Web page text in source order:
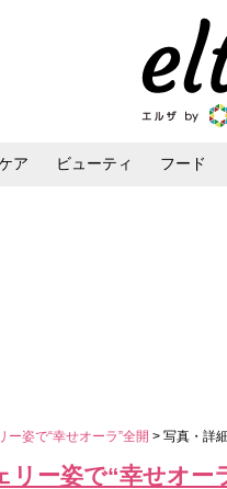
ア ビューティ フード
ー姿で“幸せオーラ”全開 > 写真・詳
リー姿で“幸せオー